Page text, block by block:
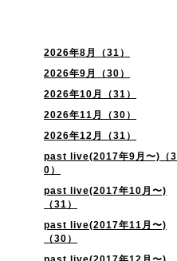
2026年8月（31）
2026年9月（30）
2026年10月（31）
2026年11月（30）
2026年12月（31）
past live(2017年9月〜)（3
0）
past live(2017年10月〜)
（31）
past live(2017年11月〜)
（30）